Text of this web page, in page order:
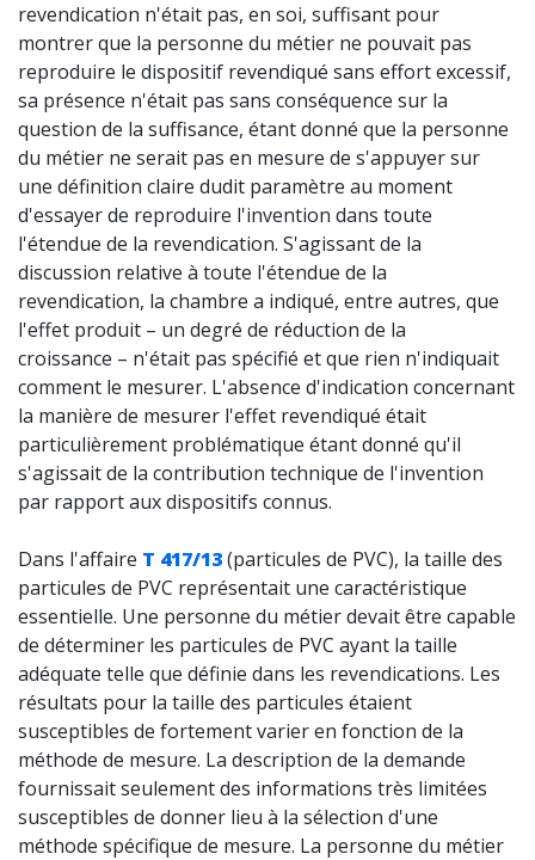
revendication n'était pas, en soi, suffisant pour
montrer que la personne du métier ne pouvait pas
reproduire le dispositif revendiqué sans effort excessif,
sa présence n'était pas sans conséquence sur la
question de la suffisance, étant donné que la personne
du métier ne serait pas en mesure de s'appuyer sur
une définition claire dudit paramètre au moment
d'essayer de reproduire l'invention dans toute
l'étendue de la revendication. S'agissant de la
discussion relative à toute l'étendue de la
revendication, la chambre a indiqué, entre autres, que
l'effet produit – un degré de réduction de la
croissance – n'était pas spécifié et que rien n'indiquait
comment le mesurer. L'absence d'indication concernant
la manière de mesurer l'effet revendiqué était
particulièrement problématique étant donné qu'il
s'agissait de la contribution technique de l'invention
par rapport aux dispositifs connus.
Dans l'affaire T 417/13(particules de PVC), la taille des
particules de PVC représentait une caractéristique
essentielle. Une personne du métier devait être capable
de déterminer les particules de PVC ayant la taille
adéquate telle que définie dans les revendications. Les
résultats pour la taille des particules étaient
susceptibles de fortement varier en fonction de la
méthode de mesure. La description de la demande
fournissait seulement des informations très limitées
susceptibles de donner lieu à la sélection d'une
méthode spécifique de mesure. La personne du métier